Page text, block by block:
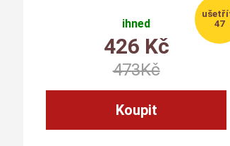
ihned
426 Kč
47
473Kč